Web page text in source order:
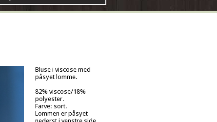
Bluse i viscose med
påsyet lomme.
82% viscose/18%
polyester.
Farve: sort.
Lommen er påsyet